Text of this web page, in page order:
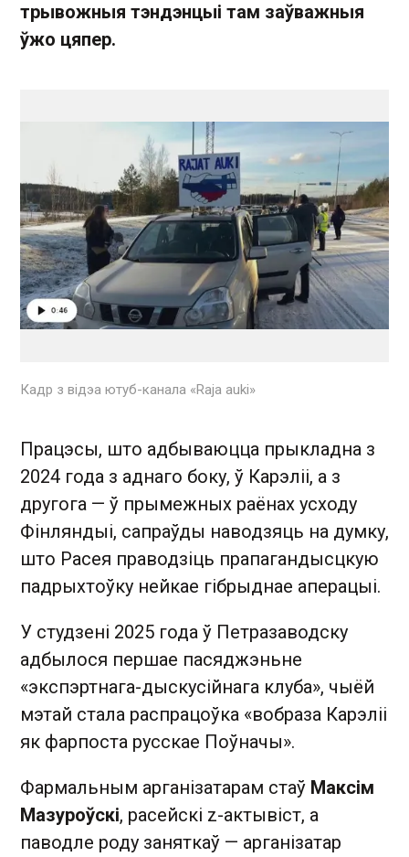
трывожныя тэндэнцыі там заўважныя
ўжо цяпер.
Кадр з відэа ютуб-канала «Raja auki»
Працэсы, што адбываюцца прыкладна з
2024 года з аднаго боку, ў Карэліі, а з
другога — ў прымежных раёнах усходу
Фінляндыі, сапраўды наводзяць на думку,
што Расея праводзіць прапагандысцкую
падрыхтоўку нейкае гібрыднае аперацыі.
У студзені 2025 года ў Петразаводску
адбылося першае пасяджэньне
«экспэртнага-дыскусійнага клуба», чыёй
мэтай стала распрацоўка «вобраза Карэліі
як фарпоста русскае Поўначы».
Фармальным арганізатарам стаў Максім
Мазуроўскі, расейскі z-актывіст, а
паводле роду заняткаў — арганізатар